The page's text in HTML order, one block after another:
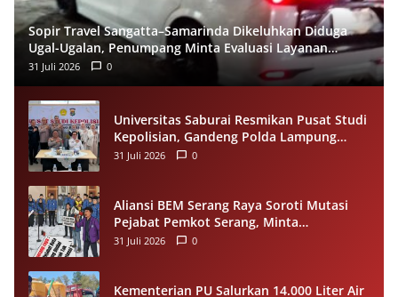
Sopir Travel Sangatta–Samarinda Dikeluhkan Diduga
Ugal-Ugalan, Penumpang Minta Evaluasi Layanan
Almeera
31 Juli 2026 0
Universitas Saburai Resmikan Pusat Studi
Kepolisian, Gandeng Polda Lampung
Perkuat Riset dan Pelayanan Publik
31 Juli 2026 0
Aliansi BEM Serang Raya Soroti Mutasi
Pejabat Pemkot Serang, Minta
Penempatan Jabatan Berbasis
31 Juli 2026 0
Kementerian PU Salurkan 14.000 Liter Air